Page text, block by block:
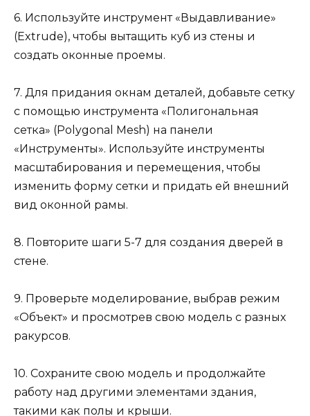
6. Используйте инструмент «Выдавливание»
(Extrude), чтобы вытащить куб из стены и
создать оконные проемы.
7. Для придания окнам деталей, добавьте сетку
с помощью инструмента «Полигональная
сетка» (Polygonal Mesh) на панели
«Инструменты». Используйте инструменты
масштабирования и перемещения, чтобы
изменить форму сетки и придать ей внешний
вид оконной рамы.
8. Повторите шаги 5-7 для создания дверей в
стене.
9. Проверьте моделирование, выбрав режим
«Объект» и просмотрев свою модель с разных
ракурсов.
10. Сохраните свою модель и продолжайте
работу над другими элементами здания,
такими как полы и крыши.